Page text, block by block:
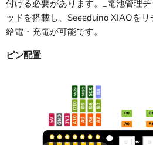
付ける必要があります。_電池管理
ッドを搭載し、Seeeduino XIAOを
給電・充電が可能です。
ピン配置